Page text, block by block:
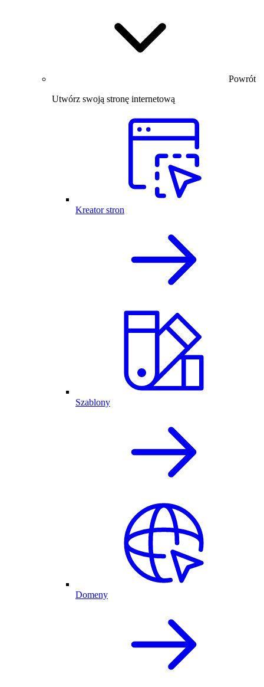
Powrót
Utwórz swoją stronę internetową
Kreator stron
Szablony
Domeny